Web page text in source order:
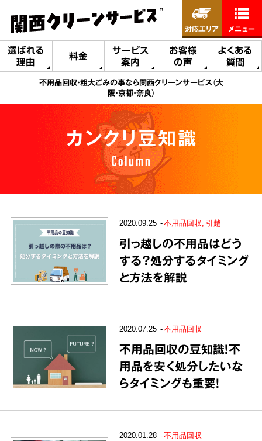
選ばれる
理由
料金
サービス
案内
お客様
の声
よくある
質問
対応エリア メニュー
不用品回収・粗大ごみの事なら関西クリーンサービス（大
阪・京都・奈良）
カンクリ豆知識
Column
2020.09.25 不用品回収 引越
引っ越しの不用品はどう
する？処分するタイミング
と方法を解説
2020.07.25 不用品回収
不用品回収の豆知識！不
用品を安く処分したいな
らタイミングも重要！
2020.01.28 不用品回収